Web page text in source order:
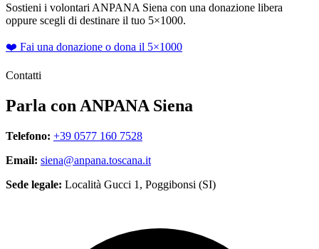
Sostieni i volontari ANPANA Siena con una donazione libera
oppure scegli di destinare il tuo 5×1000.
❤️ Fai una donazione o dona il 5×1000
Contatti
Parla con ANPANA Siena
Telefono: +39 0577 160 7528
Email: siena@anpana.toscana.it
Sede legale: Località Gucci 1, Poggibonsi (SI)